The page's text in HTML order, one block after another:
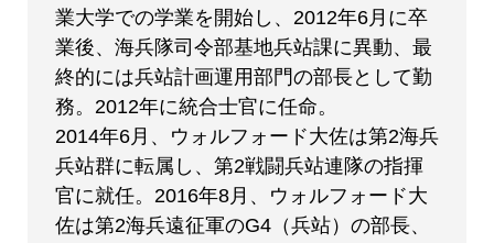
業大学での学業を開始し、2012年6月に卒
業後、海兵隊司令部基地兵站課に異動、最
終的には兵站計画運用部門の部長として勤
務。2012年に統合士官に任命。
2014年6月、ウォルフォード大佐は第2海兵
兵站群に転属し、第2戦闘兵站連隊の指揮
官に就任。2016年8月、ウォルフォード大
佐は第2海兵遠征軍のG4（兵站）の部長、